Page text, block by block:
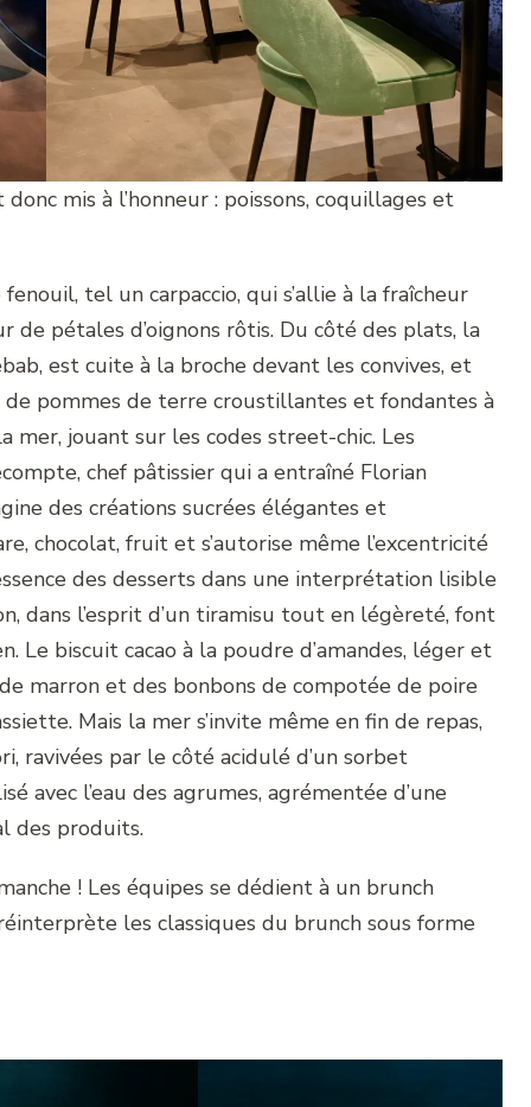
mis à l’honneur : poissons, coquillages et
tel un carpaccio, qui s’allie à la fraîcheur
de pétales d’oignons rôtis. Du côté des plats, la
est cuite à la broche devant les convives, et
de pommes de terre croustillantes et fondantes à
mer, jouant sur les codes street-chic. Les
chef pâtissier qui a entraîné Florian
des créations sucrées élégantes et
chocolat, fruit et s’autorise même l’excentricité
des desserts dans une interprétation lisible
dans l’esprit d’un tiramisu tout en légèreté, font
Le biscuit cacao à la poudre d’amandes, léger et
marron et des bonbons de compotée de poire
Mais la mer s’invite même en fin de repas,
ravivées par le côté acidulé d’un sorbet
avec l’eau des agrumes, agrémentée d’une
des produits.
! Les équipes se dédient à un brunch
les classiques du brunch sous forme